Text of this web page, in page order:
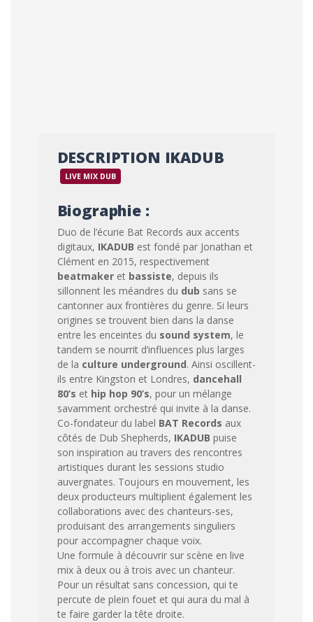
DESCRIPTION IKADUB
LIVE MIX DUB
Biographie :
Duo de l’écurie Bat Records aux accents
digitaux, IKADUB est fondé par Jonathan et
Clément en 2015, respectivement
beatmakeret bassiste, depuis ils
sillonnent les méandres du dub sans se
cantonner aux frontières du genre. Si leurs
origines se trouvent bien dans la danse
entre les enceintes du sound system, le
tandem se nourrit d’influences plus larges
de la culture underground. Ainsi oscillent-
ils entre Kingston et Londres, dancehall
80’s et hip hop 90’s, pour un mélange
savamment orchestré qui invite à la danse.
Co-fondateur du label BAT Records aux
côtés de Dub Shepherds, IKADUB puise
son inspiration au travers des rencontres
artistiques durant les sessions studio
auvergnates. Toujours en mouvement, les
deux producteurs multiplient également les
collaborations avec des chanteurs-ses,
produisant des arrangements singuliers
pour accompagner chaque voix.
Une formule à découvrir sur scène en live
mix à deux ou à trois avec un chanteur.
Pour un résultat sans concession, qui te
percute de plein fouet et qui aura du mal à
te faire garder la tête droite.